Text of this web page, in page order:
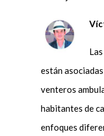
están
venteros
habitantes de
enfoques